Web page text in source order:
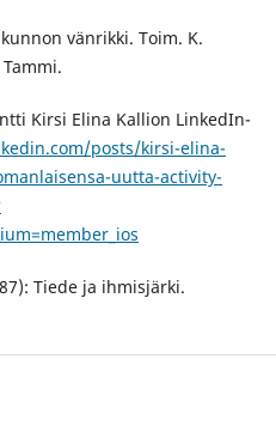
vänrikki. Toim. K.
Kirsi Elina Kallion LinkedIn-
posts/kirsi-elina-
uutta-activity-
Tiede ja ihmisjärki.